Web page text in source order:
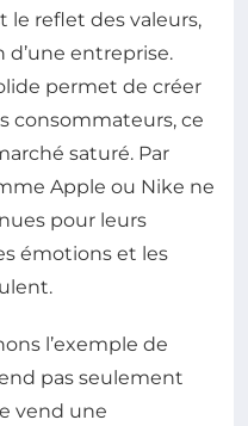
le reflet des valeurs,
d’une entreprise.
permet de créer
consommateurs, ce
saturé. Par
Apple ou Nike ne
pour leurs
émotions et les
l’exemple de
pas seulement
vend une